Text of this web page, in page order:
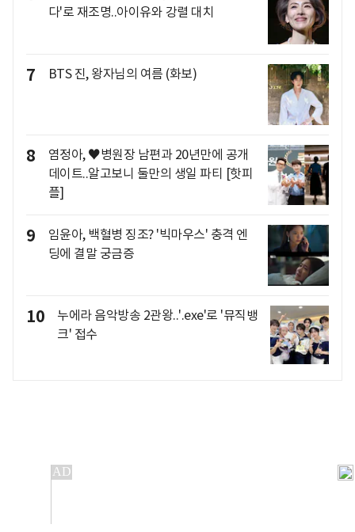
다'로 재조명..아이유와 강렬 대치
7 BTS 진, 왕자님의 여름 (화보)
8
염정아, ♥병원장 남편과 20년만에 공개
데이트..알고보니 둘만의 생일 파티 [핫피
플]
9
임윤아, 백혈병 징조? '빅마우스' 충격 엔
딩에 결말 궁금증
10
누에라 음악방송 2관왕..'.exe'로 '뮤직뱅
크' 접수